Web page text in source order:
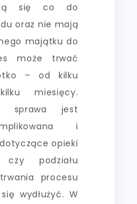
się co do
oraz nie mają
majątku do
może trwać
– od kilku
miesięcy.
sprawa jest
i
opieki
podziału
procesu
wydłużyć. W